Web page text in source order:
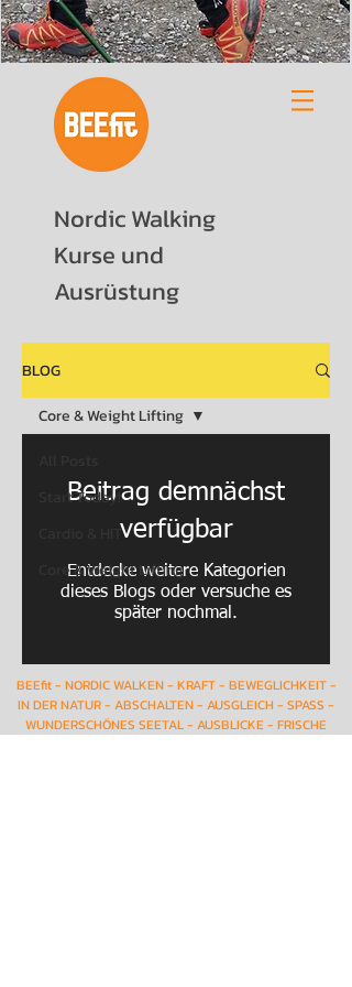
Nordic Walking
Kurse und
Ausrüstung
BLOG
Start Today!
Cardio & HIT
Core & Weight Lifting
Core & Weight Lifting
Beitrag demnächst
verfügbar
Entdecke weitere Kategorien
dieses Blogs oder versuche es
später nochmal.
BEEfit - NORDIC WALKEN - KRAFT - BEWEGLICHKEIT -
IN DER NATUR - ABSCHALTEN - AUSGLEICH - SPASS -
WUNDERSCHÖNES SEETAL - AUSBLICKE - FRISCHE